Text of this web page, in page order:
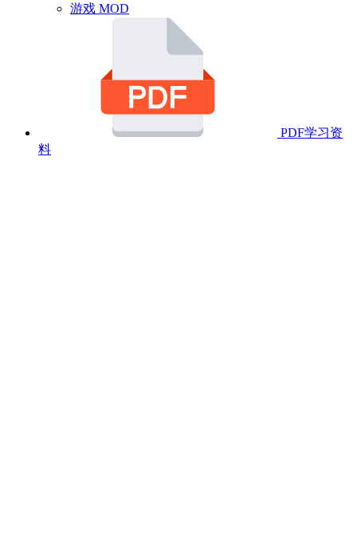
游戏 MOD
PDF学习资
料